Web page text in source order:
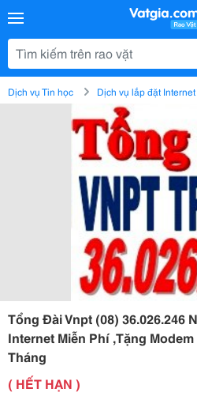
Dịch vụ Tin học Dịch vụ lắp đặt Internet
Tổng Đài Vnpt (08) 36.026.246
Internet Miễn Phí ,Tặng
Tháng
( HẾT HẠN )